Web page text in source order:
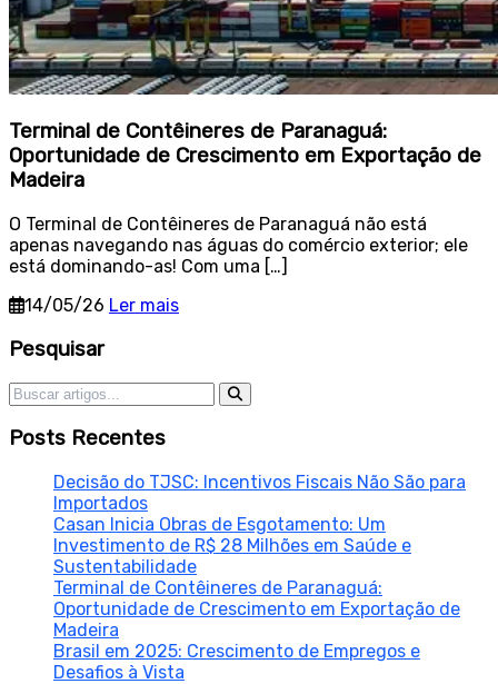
Terminal de Contêineres de Paranaguá:
Oportunidade de Crescimento em Exportação de
Madeira
O Terminal de Contêineres de Paranaguá não está
apenas navegando nas águas do comércio exterior; ele
está dominando-as! Com uma […]
14/05/26 Ler mais
Sidebar
Pesquisar
Pesquisar por:
Posts Recentes
Decisão do TJSC: Incentivos Fiscais Não São para
Importados
Casan Inicia Obras de Esgotamento: Um
Investimento de R$ 28 Milhões em Saúde e
Sustentabilidade
Terminal de Contêineres de Paranaguá:
Oportunidade de Crescimento em Exportação de
Madeira
Brasil em 2025: Crescimento de Empregos e
Desafios à Vista